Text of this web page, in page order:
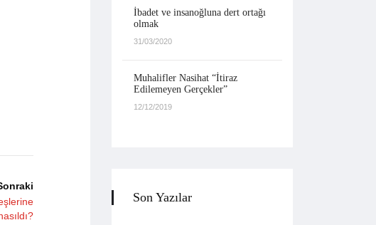
İbadet ve insanoğluna dert ortağı
olmak
31/03/2020
Muhalifler Nasihat “İtiraz
Edilemeyen Gerçekler”
12/12/2019
Son Yazılar